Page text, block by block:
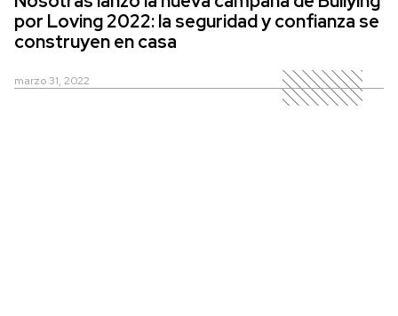
por Loving 2022: la seguridad y confianza se
construyen en casa
marzo 31, 2022